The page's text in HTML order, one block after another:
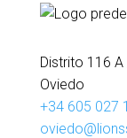
Distrito 116 A
Oviedo
+34 605 027